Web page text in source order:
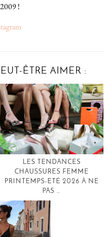
!
ÊTRE AIMER :
LES TENDANCES
CHAUSSURES FEMME
PRINTEMPS-ETÉ 2026 À NE
PAS …